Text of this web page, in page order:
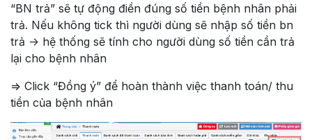
“BN trả” sẽ tự động điền đúng số tiền bệnh nhân phải
trả. Nếu không tick thì người dùng sẽ nhập số tiền bn
trả -> hệ thống sẽ tính cho người dùng số tiền cần trả
lại cho bệnh nhân
=> Click “Đồng ý” để hoàn thành việc thanh toán/ thu
tiền của bệnh nhân